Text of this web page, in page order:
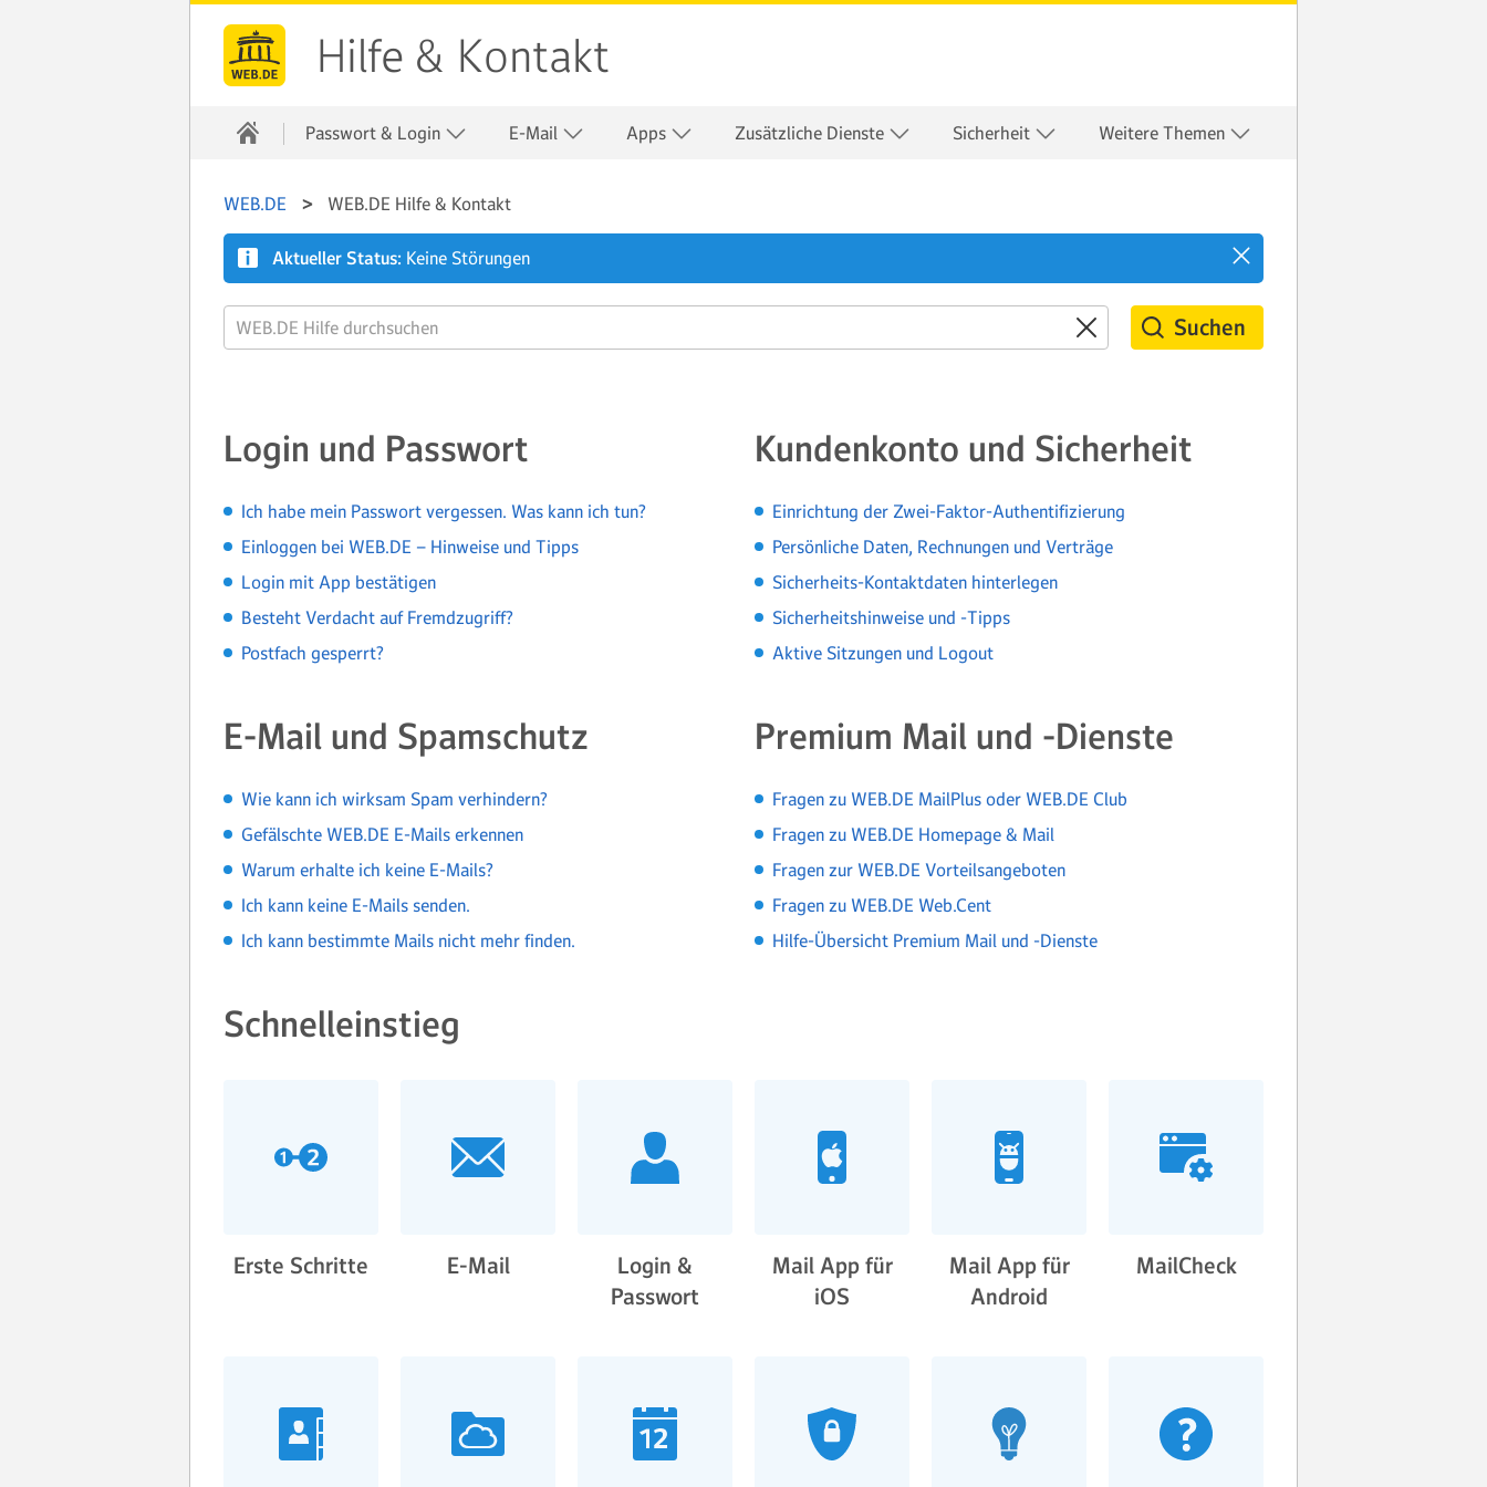
Hilfe & Kontakt
Passwort & Login E-Mail Apps Zusätzliche Dienste Sicherheit Weitere Themen
WEB.DE WEB.DE Hilfe & Kontakt
Aktueller Status: Keine Störungen
Suchen
Login und Passwort
Ich habe mein Passwort vergessen. Was kann ich tun?
Einloggen bei WEB.DE – Hinweise und Tipps
Login mit App bestätigen
Besteht Verdacht auf Fremdzugriff?
Postfach gesperrt?
Kundenkonto und Sicherheit
Einrichtung der Zwei-Faktor-Authentifizierung
Persönliche Daten, Rechnungen und Verträge
Sicherheits-Kontaktdaten hinterlegen
Sicherheitshinweise und -Tipps
Aktive Sitzungen und Logout
E-Mail und Spamschutz
Wie kann ich wirksam Spam verhindern?
Gefälschte WEB.DE E-Mails erkennen
Warum erhalte ich keine E-Mails?
Ich kann keine E-Mails senden.
Ich kann bestimmte Mails nicht mehr finden.
Premium Mail und -Dienste
Fragen zu WEB.DE MailPlus oder WEB.DE Club
Fragen zu WEB.DE Homepage & Mail
Fragen zur WEB.DE Vorteilsangeboten
Fragen zu WEB.DE Web.Cent
Hilfe-Übersicht Premium Mail und -Dienste
Schnelleinstieg
Erste Schritte E-Mail
Login &
Passwort
Mail App für
iOS
Mail App für
Android
MailCheck